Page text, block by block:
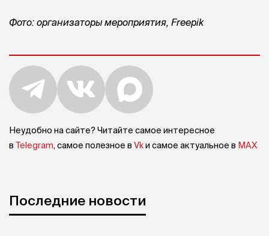
Фото: организаторы мероприятия, Freepik
Неудобно на сайте? Читайте самое интересное
в Telegram, самое полезное в Vkи самое актуальное в MAX
Последние новости